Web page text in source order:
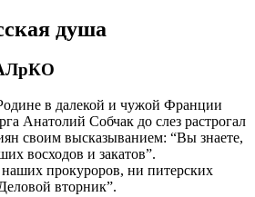
душа
в далекой и чужой Франции
Анатолий Собчак до слез растрогал
своим высказыванием: “Вы знаете,
восходов и закатов”.
прокуроров, ни питерских
вторник”.